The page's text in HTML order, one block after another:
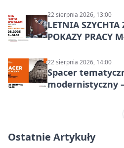
22 sierpnia 2026, 13:00
LETNIA SZYCHTA
POKAZY PRACY
22 sierpnia 2026, 14:00
Spacer
modernistyczny
Ostatnie Artykuły